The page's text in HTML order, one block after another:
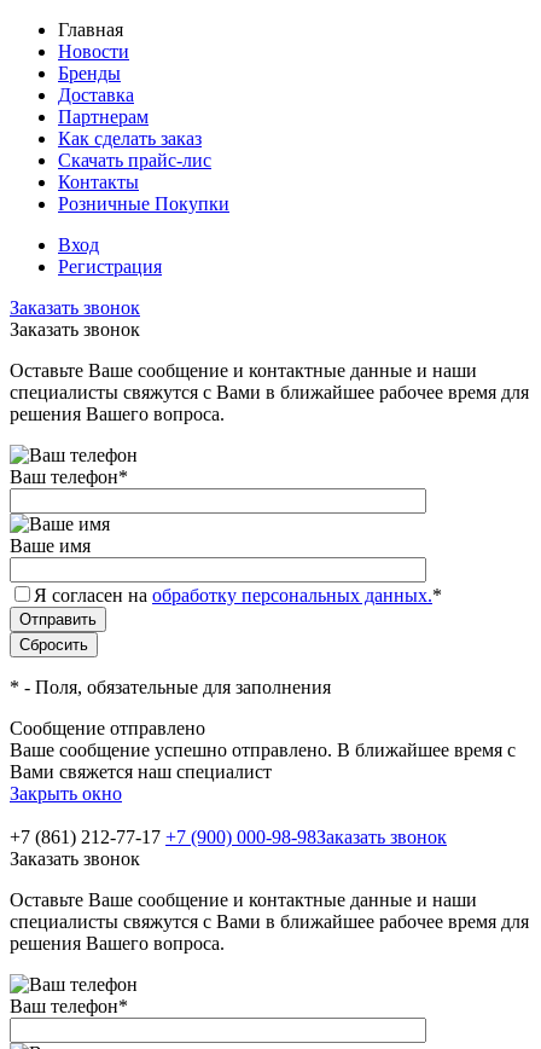
Главная
Новости
Бренды
Доставка
Партнерам
Как сделать заказ
Скачать прайс-лис
Контакты
Розничные Покупки
Вход
Регистрация
Заказать звонок
Заказать звонок
Оставьте Ваше сообщение и контактные данные и наши
специалисты свяжутся с Вами в ближайшее рабочее время для
решения Вашего вопроса.
Ваш телефон*
Ваше имя
Я согласен на обработку персональных данных.*
* - Поля, обязательные для заполнения
Сообщение отправлено
Ваше сообщение успешно отправлено. В ближайшее время с
Вами свяжется наш специалист
Закрыть окно
+7 (861) 212-77-17 +7 (900) 000-98-98Заказать звонок
Заказать звонок
Оставьте Ваше сообщение и контактные данные и наши
специалисты свяжутся с Вами в ближайшее рабочее время для
решения Вашего вопроса.
Ваш телефон*